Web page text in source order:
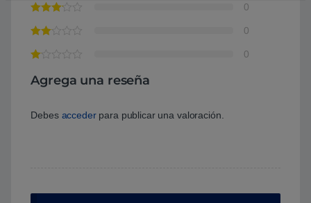
0
0
0
Agrega una reseña
Debes accederpara publicar una valoración.